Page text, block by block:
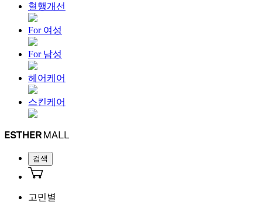
혈행개선
For 여성
For 남성
헤어케어
스킨케어
검색
고민별